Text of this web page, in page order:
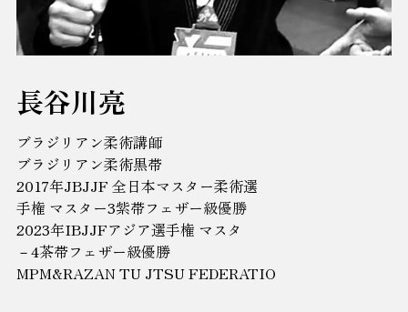
長谷川亮
ブラジリアン柔術講師
ブラジリアン柔術黒帯
2017年JBJJF 全日本マスター柔術選
手権 マスター3紫帯フェザー級優勝
2023年IBJJFアジア選手権 マスタ
－4茶帯フェザー級優勝
MPM&RAZAN TU JTSU FEDERATIO